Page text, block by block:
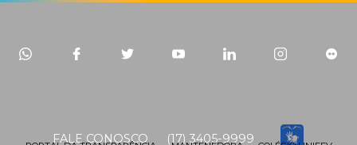
FALE CONOSCO (17) 3405-9999